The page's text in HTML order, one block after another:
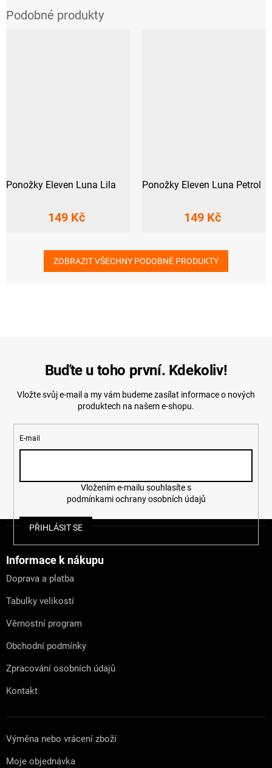
Ponožky Eleven Luna Lila
149 Kč
Ponožky Eleven Luna Petrol
149 Kč
ZOBRAZIT VŠECHNY PODOBNÉ PRODUKTY
Buďte u toho první. Kdekoliv!
Vložte svůj e-mail a my vám budeme zasílat informace o nových
produktech na našem e-shopu.
E-mail
podmínkami ochrany osobních údajů
PŘIHLÁSIT SE
Informace k nákupu
Doprava a platba
Tabulky velikostí
Věrnostní program
Obchodní podmínky
Zpracování osobních údajů
Kontakt
Výměna nebo vrácení zboží
Moje objednávka